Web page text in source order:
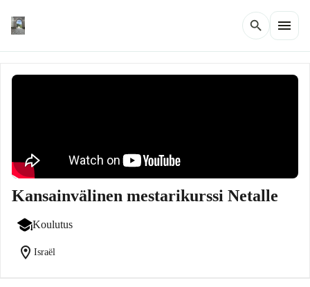
search menu
Kansainvälinen mestarikurssi Netalle
Koulutus
location_on Israël